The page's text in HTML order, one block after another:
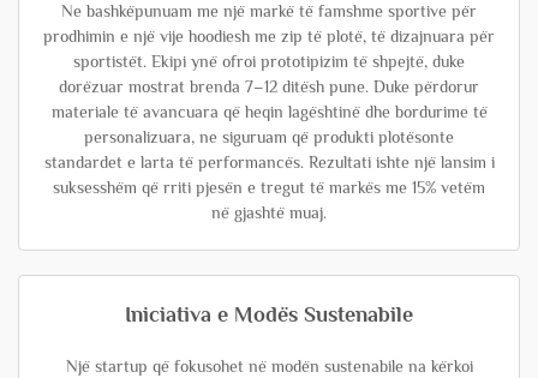
Ne bashkëpunuam me një markë të famshme sportive për
prodhimin e një vije hoodiesh me zip të plotë, të dizajnuara për
sportistët. Ekipi ynë ofroi prototipizim të shpejtë, duke
dorëzuar mostrat brenda 7–12 ditësh pune. Duke përdorur
materiale të avancuara që heqin lagështinë dhe bordurime të
personalizuara, ne siguruam që produkti plotësonte
standardet e larta të performancës. Rezultati ishte një lansim i
suksesshëm që rriti pjesën e tregut të markës me 15% vetëm
në gjashtë muaj.
Iniciativa e Modës Sustenabile
Një startup që fokusohet në modën sustenabile na kërkoi